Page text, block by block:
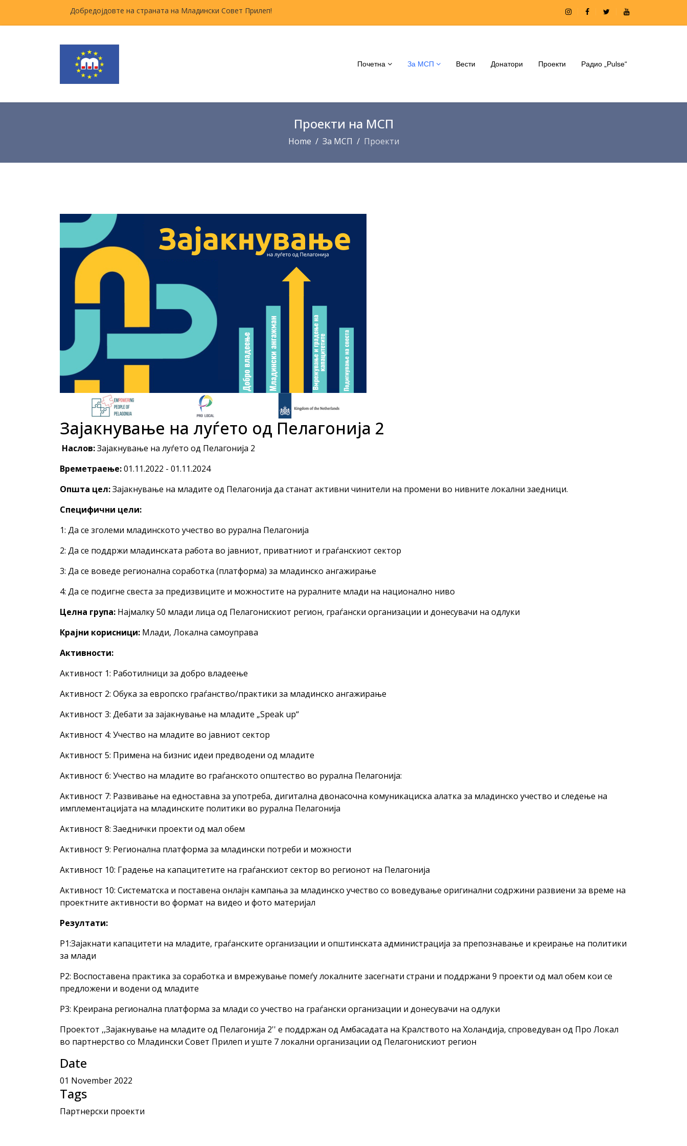
Добредојдовте на страната на Младински Совет Прилеп!
Почетна За МСП Вести Донатори Проекти Радио „Pulse“
Проекти на МСП
Home За МСП Проекти
Зајакнување на луѓето од Пелагонија 2
Наслов:Зајакнување на луѓето од Пелагонија 2
Времетраење:01.11.2022 - 01.11.2024
Општа цел:Зајакнување на младите од Пелагонија да станат активни чинители на промени во нивните локални заедници.
Специфични цели:
1: Да се зголеми младинското учество во рурална Пелагонија
2: Да се поддржи младинската работа во јавниот, приватниот и граѓанскиот сектор
3: Да се воведе регионална соработка (платформа) за младинско ангажирање
4: Да се подигне свеста за предизвиците и можностите на руралните млади на национално ниво
Целна група: Најмалку 50 млади лица од Пелагонискиот регион, граѓански организации и донесувачи на одлуки
Крајни корисници: Mлади, Локална самоуправа
Активности:
Активност 1: Работилници за добро владеење
Активност 2: Обука за европско граѓанство/практики за младинско ангажирање
Активност 3: Дебати за зајакнување на младите „Speak up“
Активност 4: Учество на младите во јавниот сектор
Активност 5: Примена на бизнис идеи предводени од младите
Активност 6: Учество на младите во граѓанското општество во рурална Пелагонија:
Активност 7: Развивање на едноставна за употреба, дигитална двонасочна комуникациска алатка за младинско учество и следење на
имплементацијата на младинските политики во рурална Пелагонија
Активност 8: Заеднички проекти од мал обем
Активност 9: Регионална платформа за младински потреби и можности
Активност 10: Градење на капацитетите на граѓанскиот сектор во регионот на Пелагонија
Активност 10: Систематска и поставена онлајн кампања за младинско учество со воведување оригинални содржини развиени за време на
проектните активности во формат на видео и фото материјал
Резултати:
Р1:Зајакнати капацитети на младите, граѓанските организации и општинската администрација за препознавање и креирање на политики
за млади
Р2: Воспоставена практика за соработка и вмрежување помеѓу локалните засегнати страни и поддржани 9 проекти од мал обем кои се
предложени и водени од младите
Р3: Креирана регионална платформа за млади со учество на граѓански организации и донесувачи на одлуки
Проектот ,,Зајакнување на младите од Пелагонија 2'' е поддржан од Амбасадата на Кралството на Холандија, спроведуван од Про Локал
во партнерство со Младински Совет Прилеп и уште 7 локални организации од Пелагонискиот регион
Date
01 November 2022
Tags
Партнерски проекти